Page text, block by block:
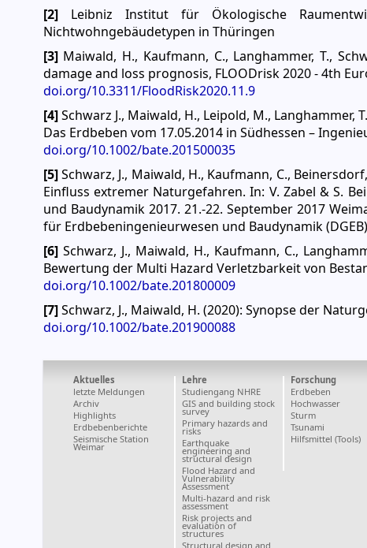
[2]Leibniz Institut für Ökologische
Nichtwohngebäudetypen in Thüringen
[3]Maiwald, H., Kaufmann, C., Langhammer, T.,
damage and loss prognosis, FLOODrisk 2020 - 4th
doi.org/10.3311/FloodRisk2020.11.9
[4]Schwarz J., Maiwald, H., Leipold, M., Langhammer,
Das Erdbeben vom 17.05.2014 in Südhessen –
doi.org/10.1002/bate.201500035
[5]Schwarz, J., Maiwald, H., Kaufmann, C.,
Einfluss extremer Naturgefahren. In: V. Zabel & S.
und Baudynamik 2017. 21.-22. September 2017
für Erdbebeningenieurwesen und Baudynamik (DGEB)
[6]Schwarz, J., Maiwald, H., Kaufmann, C.,
Bewertung der Multi Hazard Verletzbarkeit von
doi.org/10.1002/bate.201800009
[7]Schwarz, J., Maiwald, H. (2020): Synopse der
doi.org/10.1002/bate.201900088
Aktuelles
letzte Meldungen
Archiv
Highlights
Erdbebenberichte
Seismische Station
Weimar
Lehre
Studiengang NHRE
GIS and building stock
survey
Primary hazards and
risks
Earthquake
engineering and
structural design
Flood Hazard and
Vulnerability
Assessment
Multi-hazard and risk
assessment
Risk projects and
evaluation of
structures
Structural design and
Forschung
Erdbeben
Hochwasser
Sturm
Tsunami
Hilfsmittel (Tools)